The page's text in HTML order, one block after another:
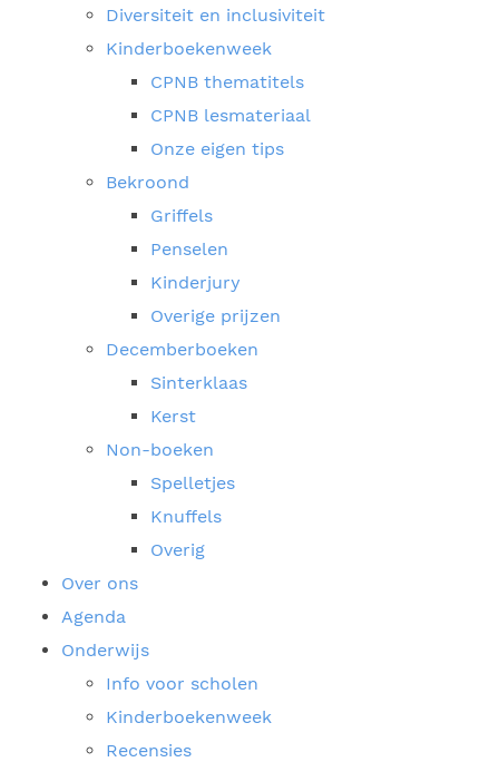
Diversiteit en inclusiviteit
Kinderboekenweek
CPNB thematitels
CPNB lesmateriaal
Onze eigen tips
Bekroond
Griffels
Penselen
Kinderjury
Overige prijzen
Decemberboeken
Sinterklaas
Kerst
Non-boeken
Spelletjes
Knuffels
Overig
Over ons
Agenda
Onderwijs
Info voor scholen
Kinderboekenweek
Recensies